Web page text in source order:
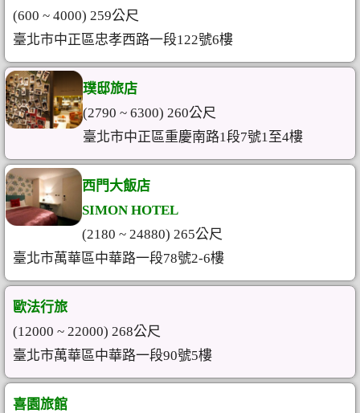
(600 ~ 4000) 259公尺
臺北市中正區忠孝西路一段122號6樓
璞邸旅店
(2790 ~ 6300) 260公尺
臺北市中正區重慶南路1段7號1至4樓
西門大飯店
SIMON HOTEL
(2180 ~ 24880) 265公尺
臺北市萬華區中華路一段78號2-6樓
歐法行旅
(12000 ~ 22000) 268公尺
臺北市萬華區中華路一段90號5樓
喜園旅館